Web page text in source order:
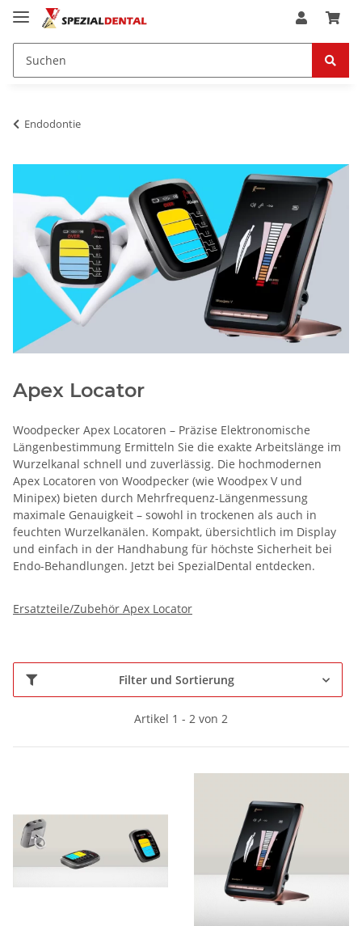
Endodontie
Apex Locator
Woodpecker Apex Locatoren – Präzise Elektronomische
Längenbestimmung Ermitteln Sie die exakte Arbeitslänge im
Wurzelkanal schnell und zuverlässig. Die hochmodernen
Apex Locatoren von Woodpecker (wie Woodpex V und
Minipex) bieten durch Mehrfrequenz-Längenmessung
maximale Genauigkeit – sowohl in trockenen als auch in
feuchten Wurzelkanälen. Kompakt, übersichtlich im Display
und einfach in der Handhabung für höchste Sicherheit bei
Endo-Behandlungen. Jetzt bei SpezialDental entdecken.
Ersatzteile/Zubehör Apex Locator
Filter und Sortierung
Artikel 1 - 2 von 2